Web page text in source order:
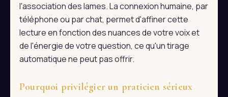
l'association des lames. La connexion humaine, par
téléphone ou par chat, permet d'affiner cette
lecture en fonction des nuances de votre voix et
de l'énergie de votre question, ce qu'un tirage
automatique ne peut pas offrir.
Pourquoi privilégier un praticien sérieux